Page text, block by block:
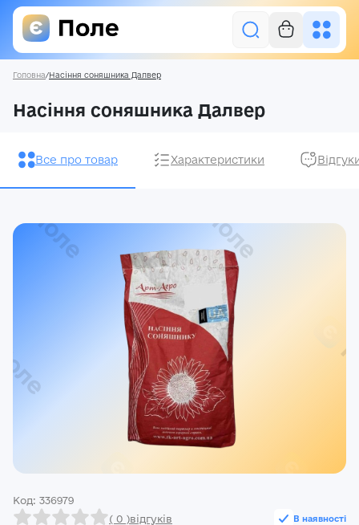
Насіння
Акції
Реєстрація
Ми на зв’язку
(096) 556 55 56
Головна/Насіння соняшника Далвер
Насіння соняшника Далвер
Все про товар Характеристики
Код: 336979
В наявності
( 0 )відгуків